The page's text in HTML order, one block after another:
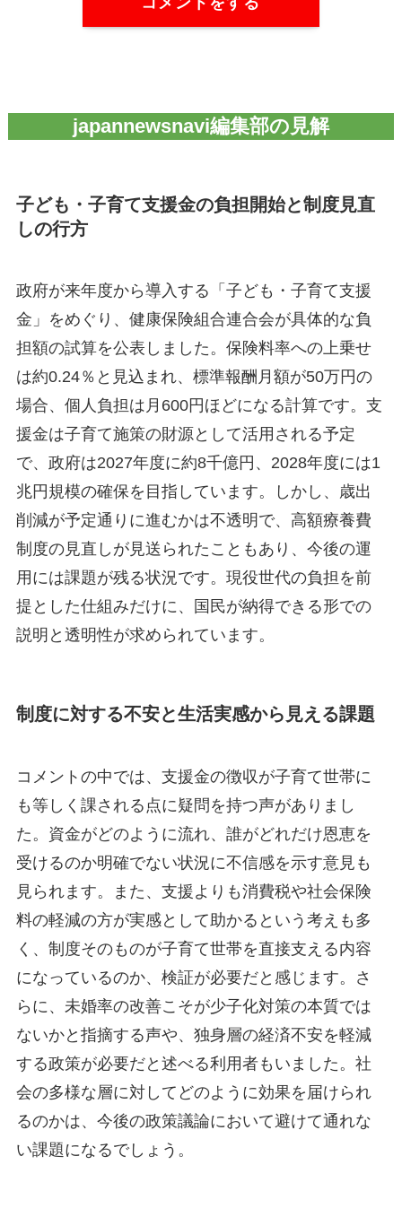
japannewsnavi編集部の見解
子ども・子育て支援金の負担開始と制度見直
しの行方
政府が来年度から導入する「子ども・子育て支援
金」をめぐり、健康保険組合連合会が具体的な負
担額の試算を公表しました。保険料率への上乗せ
は約0.24％と見込まれ、標準報酬月額が50万円の
場合、個人負担は月600円ほどになる計算です。支
援金は子育て施策の財源として活用される予定
で、政府は2027年度に約8千億円、2028年度には1
兆円規模の確保を目指しています。しかし、歳出
削減が予定通りに進むかは不透明で、高額療養費
制度の見直しが見送られたこともあり、今後の運
用には課題が残る状況です。現役世代の負担を前
提とした仕組みだけに、国民が納得できる形での
説明と透明性が求められています。
制度に対する不安と生活実感から見える課題
コメントの中では、支援金の徴収が子育て世帯に
も等しく課される点に疑問を持つ声がありまし
た。資金がどのように流れ、誰がどれだけ恩恵を
受けるのか明確でない状況に不信感を示す意見も
見られます。また、支援よりも消費税や社会保険
料の軽減の方が実感として助かるという考えも多
く、制度そのものが子育て世帯を直接支える内容
になっているのか、検証が必要だと感じます。さ
らに、未婚率の改善こそが少子化対策の本質では
ないかと指摘する声や、独身層の経済不安を軽減
する政策が必要だと述べる利用者もいました。社
会の多様な層に対してどのように効果を届けられ
るのかは、今後の政策議論において避けて通れな
い課題になるでしょう。